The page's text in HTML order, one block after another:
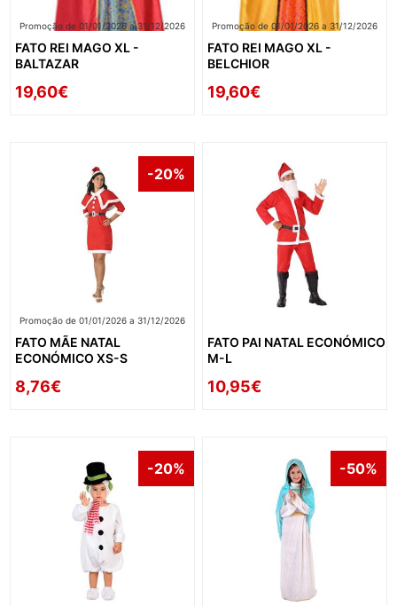
Promoção de 01/01/2026 a 31/12/2026
FATO REI MAGO XL -
BALTAZAR
19,60€
Promoção de 01/01/2026 a 31/12/2026
FATO REI MAGO XL -
BELCHIOR
19,60€
-20%
Promoção de 01/01/2026 a 31/12/2026
FATO MÃE NATAL
ECONÓMICO XS-S
8,76€
FATO PAI NATAL ECONÓMICO
M-L
10,95€
-20% -50%